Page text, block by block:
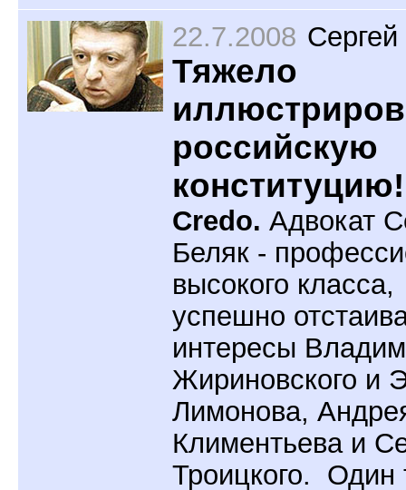
22.7.2008
Тяжело
российскую
конституцию!
Credo. Адвокат
Беляк -
высокого класса,
успешно
интересы
Жириновского и
Лимонова,
Климентьева и
Троицкого. Один